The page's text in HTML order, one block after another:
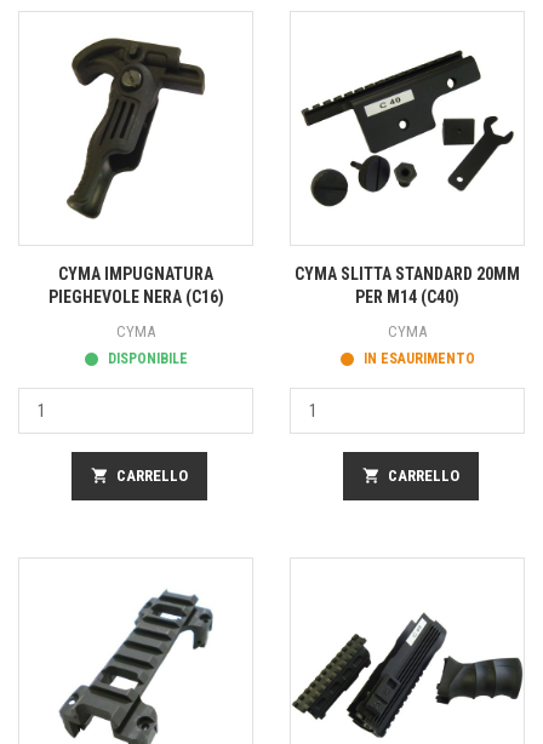
CYMA IMPUGNATURA
PIEGHEVOLE NERA (C16)
CYMA
DISPONIBILE
shopping_cart CARRELLO
CYMA SLITTA STANDARD 20MM
PER M14 (C40)
CYMA
IN ESAURIMENTO
shopping_cart CARRELLO